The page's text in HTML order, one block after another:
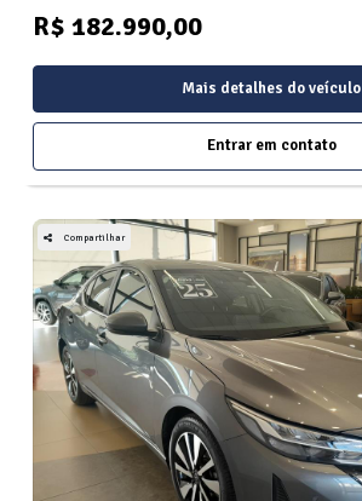
R$ 182.990,00
Mais detalhes do veículo
Entrar em contato
Compartilhar